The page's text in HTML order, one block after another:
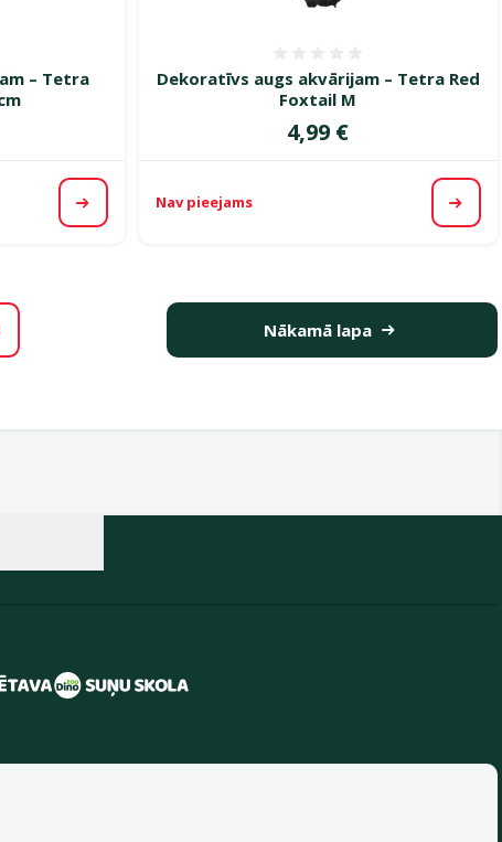
– Tetra
Apskatīt
Dekorat­īvs augs akvārijam – Tetra Red
Foxtail M
Cena
4,99 €
Nav pieejams
Nākamā lapa